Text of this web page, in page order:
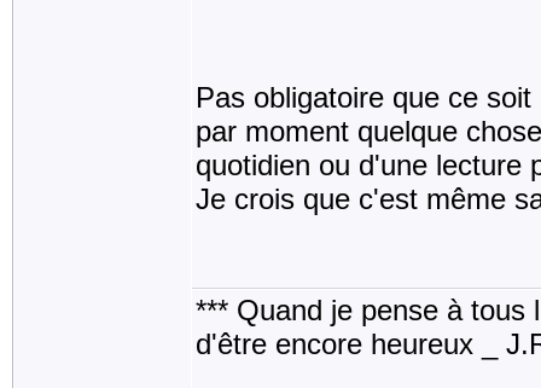
Pas obligatoire que ce
par moment quelque
quotidien ou d'une lecture
Je crois que c'est même
*** Quand je pense à tous
d'être encore heureux _